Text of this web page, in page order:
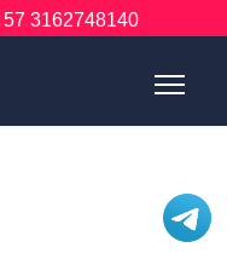
57 3162748140